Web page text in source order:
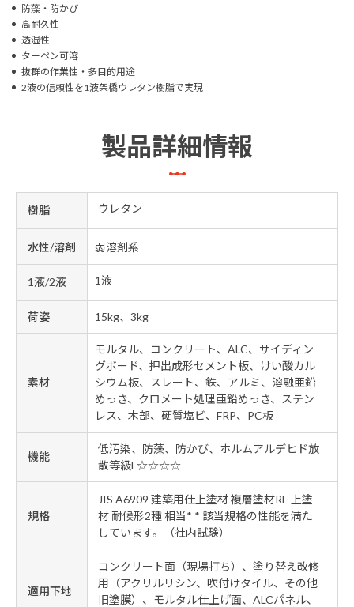
防藻・防かび
高耐久性
透湿性
ターペン可溶
抜群の作業性・多目的用途
2液の信頼性を1液架橋ウレタン樹脂で実現
製品詳細情報
樹脂 ウレタン
水性/溶剤 弱溶剤系
1液/2液 1液
荷姿 15kg、3kg
素材
モルタル、コンクリート、ALC、サイディン
グボード、押出成形セメント板、けい酸カル
シウム板、スレート、鉄、アルミ、溶融亜鉛
めっき、クロメート処理亜鉛めっき、ステン
レス、木部、硬質塩ビ、FRP、PC板
機能
低汚染、防藻、防かび、ホルムアルデヒド放
散等級F☆☆☆☆
規格
JIS A6909 建築用仕上塗材 複層塗材RE 上塗
材 耐候形2種 相当* * 該当規格の性能を満た
しています。（社内試験）
適用下地
コンクリート面（現場打ち）、塗り替え改修
用（アクリルリシン、吹付けタイル、その他
旧塗膜）、モルタル仕上げ面、ALCパネル、